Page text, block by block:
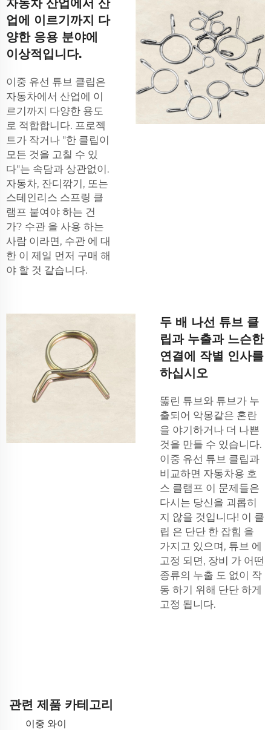
자동차 산업에서 산
업에 이르기까지 다
양한 응용 분야에
이상적입니다.
이중 유선 튜브 클립은
자동차에서 산업에 이
르기까지 다양한 용도
로 적합합니다. 프로젝
트가 작거나 "한 클립이
모든 것을 고칠 수 있
다"는 속담과 상관없이.
자동차, 잔디깎기, 또는
스테인리스 스프링 클
램프 붙여야 하는 건
가? 수관 을 사용 하는
사람 이라면, 수관 에 대
한 이 제일 먼저 구매 해
야 할 것 같습니다.
두 배 나선 튜브 클
립과 누출과 느슨한
연결에 작별 인사를
하십시오
뚫린 튜브와 튜브가 누
출되어 악몽같은 혼란
을 야기하거나 더 나쁜
것을 만들 수 있습니다.
이중 유선 튜브 클립과
비교하면 자동차용 호
스 클램프 이 문제들은
다시는 당신을 괴롭히
지 않을 것입니다! 이 클
립 은 단단 한 잡힘 을
가지고 있으며, 튜브 에
고정 되면, 장비 가 어떤
종류의 누출 도 없이 작
동 하기 위해 단단 하게
고정 됩니다.
관련 제품 카테고리
이중 와이